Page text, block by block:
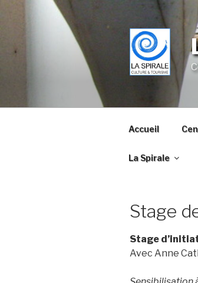
Accueil
La Spirale
Stage
Stage
Avec Anne